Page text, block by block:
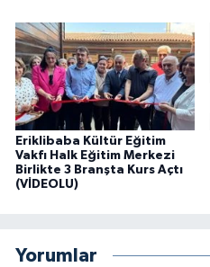
Eriklibaba Kültür Eğitim
Vakfı Halk Eğitim Merkezi
Birlikte 3 Branşta Kurs Açtı
(VİDEOLU)
Yorumlar